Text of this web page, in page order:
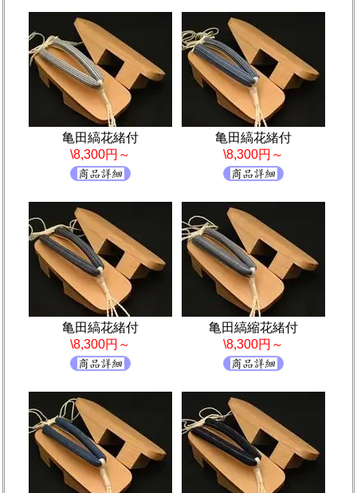
亀田縞花緒付
\8,300円～
亀田縞花緒付
\8,300円～
亀田縞花緒付
\8,300円～
亀田縞縮花緒付
\8,300円～